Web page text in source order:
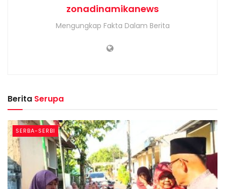
zonadinamikanews
Mengungkap Fakta Dalam Berita
Berita Serupa
SERBA-SERBI